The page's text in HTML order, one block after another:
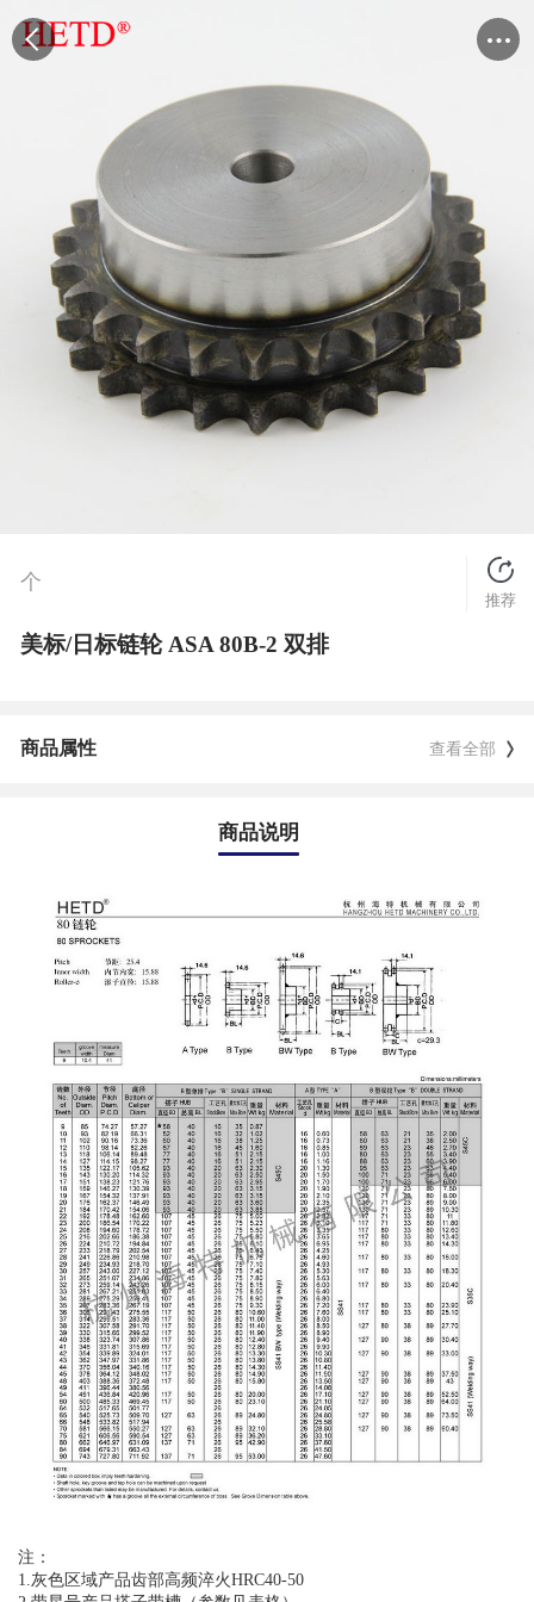
个
推荐
美标/日标链轮 ASA 80B-2 双排
商品属性 查看全部
商品说明
注：
1.灰色区域产品齿部高频淬火HRC40-50